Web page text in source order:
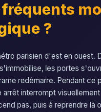
?
parisien d'est en ouest.
les portes
redémarre. Pendant ce
arrêt interrompt
pas, puis à reprendre là